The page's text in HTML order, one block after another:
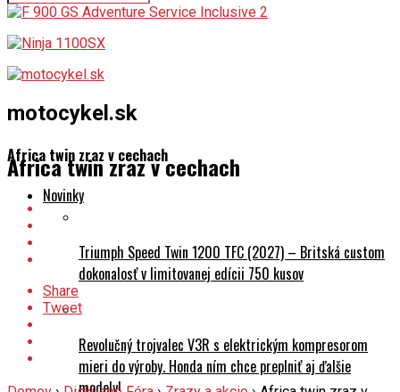
motocykel.sk
Africa twin zraz v cechach
Novinky
Triumph Speed Twin 1200 TFC (2027) – Britská custom
dokonalosť v limitovanej edícii 750 kusov
Revolučný trojvalec V3R s elektrickým kompresorom
mieri do výroby. Honda ním chce preplniť aj ďalšie
Africa twin zraz v cechach
Share
Tweet